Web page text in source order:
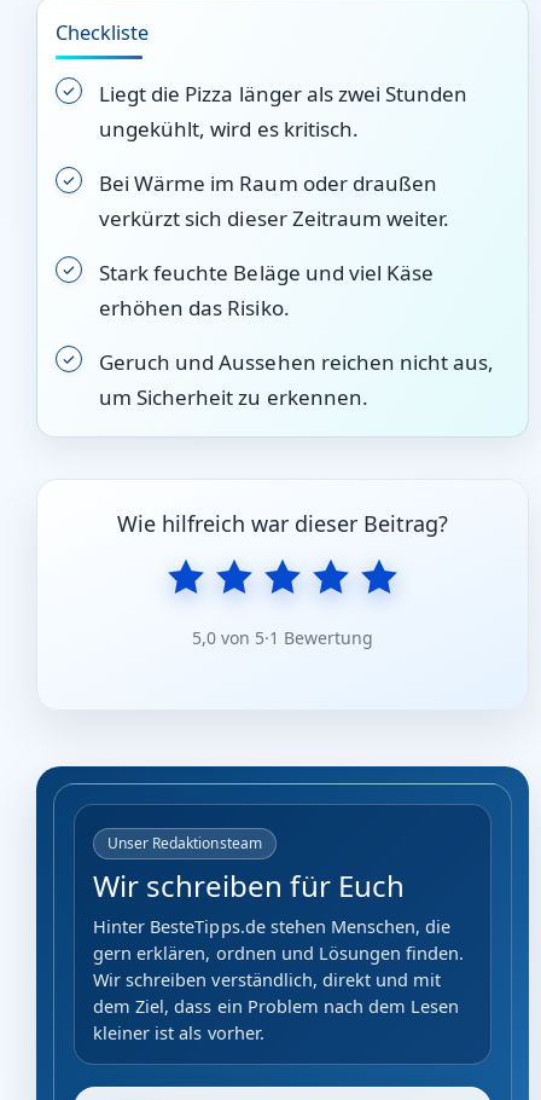
Checkliste
Liegt die Pizza länger als zwei Stunden
ungekühlt, wird es kritisch.
Bei Wärme im Raum oder draußen
verkürzt sich dieser Zeitraum weiter.
Stark feuchte Beläge und viel Käse
erhöhen das Risiko.
Geruch und Aussehen reichen nicht aus,
um Sicherheit zu erkennen.
Wie hilfreich war dieser Beitrag?
5,0 von 5·1 Bewertung
Unser Redaktionsteam
Wir schreiben für Euch
Hinter BesteTipps.de stehen Menschen, die
gern erklären, ordnen und Lösungen finden.
Wir schreiben verständlich, direkt und mit
dem Ziel, dass ein Problem nach dem Lesen
kleiner ist als vorher.